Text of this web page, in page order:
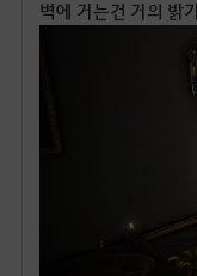
벽에 거는건 거의 밝